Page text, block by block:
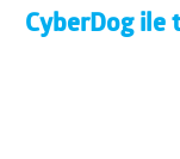
CyberDog ile